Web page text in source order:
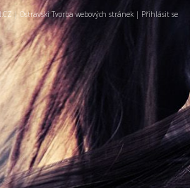
| Ostravski Tvorba webových stránek | Přihlásit se